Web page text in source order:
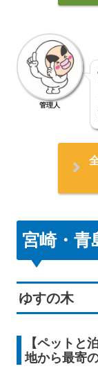
管理人
宮崎・青
ゆすの木
【ペットと
地から最寄